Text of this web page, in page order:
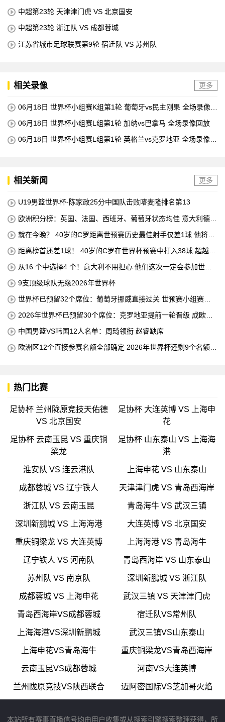
中超第23轮 天津津门虎 VS 北京国安
中超第23轮 浙江队 VS 成都蓉城
江苏省城市足球联赛第9轮 宿迁队 VS 苏州队
相关录像 更多
06月18日 世界杯小组赛K组第1轮 葡萄牙vs民主刚果 全场录像回
06月18日 世界杯小组赛L组第1轮 加纳vs巴拿马 全场录像回放
06月18日 世界杯小组赛L组第1轮 英格兰vs克罗地亚 全场录像回
相关新闻 更多
U19男篮世界杯-陈家政25分中国队击败喀麦隆排名第13
欧洲积分榜：英国、法国、西班牙、葡萄牙状态均佳 意大利德国
就在今晚？ 40岁的C罗距离世预赛历史最佳射手仅差1球 他将在
距离榜首还差1球！ 40岁的C罗在世界杯预赛中打入38球 超越梅
从16 个中选择4 个！意大利不用担心 他们这次一定会参加世界
9支顶级球队无缘2026年世界杯
世界杯已预留32个席位：葡萄牙挪威直接过关 世预赛小组赛即
2026年世界杯已预留30个席位：克罗地亚提前一轮晋级 成欧洲
中国男篮VS韩国12人名单：周琦领衔 赵睿缺席
欧洲区12个直接参赛名额全部确定 2026年世界杯还剩9个名额待
热门比赛
足协杯 兰州陇原竞技天佑德
VS 北京国安
足协杯 大连英博 VS 上海申
花
足协杯 云南玉昆 VS 重庆铜
梁龙
足协杯 山东泰山 VS 上海海
港
淮安队 VS 连云港队 上海申花 VS 山东泰山
成都蓉城 VS 辽宁铁人 天津津门虎 VS 青岛西海岸
浙江队 VS 云南玉昆 青岛海牛 VS 武汉三镇
深圳新鵬城 VS 上海海港 大连英博 VS 北京国安
重庆铜梁龙 VS 大连英博 上海海港 VS 青岛海牛
辽宁铁人 VS 河南队 青岛西海岸 VS 山东泰山
苏州队 VS 南京队 深圳新鵬城 VS 浙江队
成都蓉城 VS 上海申花 武汉三镇 VS 天津津门虎
青岛西海岸VS成都蓉城 宿迁队VS常州队
上海海港VS深圳新鹏城 武汉三镇VS山东泰山
上海申花VS青岛海牛 重庆铜梁龙VS青岛西海岸
云南玉昆VS成都蓉城 河南VS大连英博
兰州陇原竞技VS陕西联合 迈阿密国际VS芝加哥火焰
本站所有赛事直播信号均由用户收集或从搜索引擎搜索整理获得，所